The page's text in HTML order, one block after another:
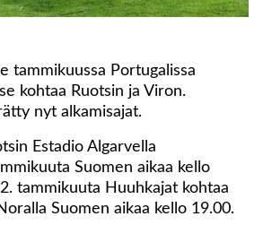
tammikuussa Portugalissa
kohtaa Ruotsin ja Viron.
nyt alkamisajat.
Estadio Algarvella
Suomen aikaa kello
tammikuuta Huuhkajat kohtaa
Suomen aikaa kello 19.00.